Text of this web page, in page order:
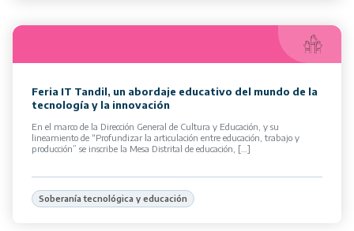
Feria IT Tandil, un abordaje educativo del mundo de la
tecnología y la innovación
En el marco de la Dirección General de Cultura y Educación, y su
lineamiento de “Profundizar la articulación entre educación, trabajo y
producción” se inscribe la Mesa Distrital de educación, […]
Soberanía tecnológica y educación